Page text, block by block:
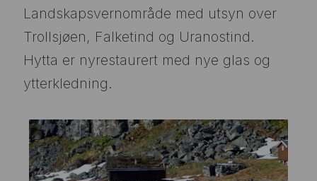
Landskapsvernområde med utsyn over
Trollsjøen, Falketind og Uranostind.
Hytta er nyrestaurert med nye glas og
ytterkledning.